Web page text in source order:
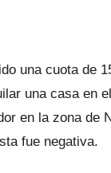
una cuota de
una casa en
en la zona de
fue negativa.